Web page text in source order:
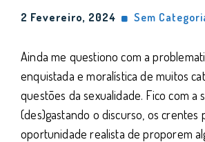
2 Fevereiro, 2024 Sem
Ainda me questiono com a
enquistada e moralística de muitos
questões da sexualidade. Fico com a
(des)gastando o discurso, os crentes
oportunidade realista de proporem